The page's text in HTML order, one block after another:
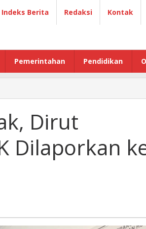
Indeks Berita Redaksi Kontak
Pemerintahan Pendidikan
Dirut
Dilaporkan